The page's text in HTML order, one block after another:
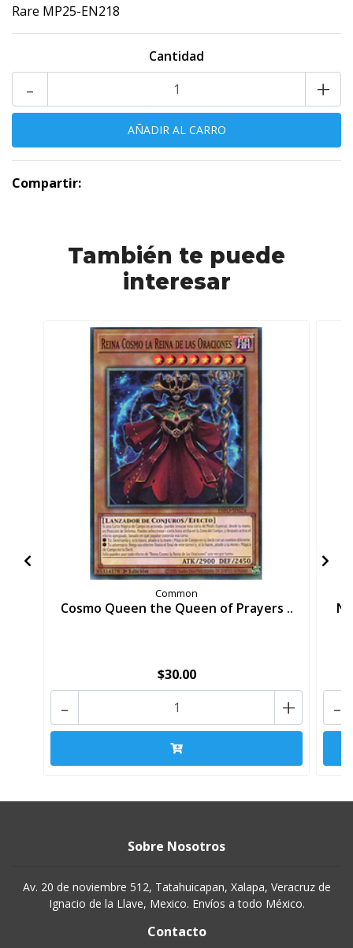
Rare MP25-EN218
Cantidad
+
-
Compartir:
También te puede
interesar
Common
Cosmo Queen the Queen of Prayers ..
$30.00
+
- -
Sobre Nosotros
Av. 20 de noviembre 512, Tatahuicapan, Xalapa, Veracruz de
Ignacio de la Llave, Mexico. Envíos a todo México.
Contacto